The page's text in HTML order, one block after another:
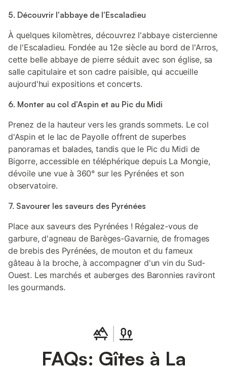
5. Découvrir l'abbaye de l'Escaladieu
À quelques kilomètres, découvrez l'abbaye cistercienne
de l'Escaladieu. Fondée au 12e siècle au bord de l'Arros,
cette belle abbaye de pierre séduit avec son église, sa
salle capitulaire et son cadre paisible, qui accueille
aujourd'hui expositions et concerts.
6. Monter au col d'Aspin et au Pic du Midi
Prenez de la hauteur vers les grands sommets. Le col
d'Aspin et le lac de Payolle offrent de superbes
panoramas et balades, tandis que le Pic du Midi de
Bigorre, accessible en téléphérique depuis La Mongie,
dévoile une vue à 360° sur les Pyrénées et son
observatoire.
7. Savourer les saveurs des Pyrénées
Place aux saveurs des Pyrénées ! Régalez-vous de
garbure, d'agneau de Barèges-Gavarnie, de fromages
de brebis des Pyrénées, de mouton et du fameux
gâteau à la broche, à accompagner d'un vin du Sud-
Ouest. Les marchés et auberges des Baronnies raviront
les gourmands.
FAQs: Gîtes à La